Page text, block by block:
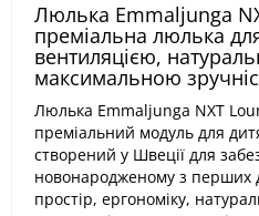
Люлька Emmaljunga
преміальна люлька
вентиляцією,
максимальною
Люлька Emmaljunga NXT
преміальний модуль для
створений у Швеції для
новонародженому з перших
простір, ергономіку,